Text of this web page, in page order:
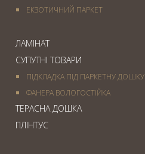
ЕКЗОТИЧНИЙ ПАРКЕТ
ЛАМІНАТ
СУПУТНІ ТОВАРИ
ПІДКЛАДКА ПІД ПАРКЕТНУ ДОШКУ
ФАНЕРА ВОЛОГОСТІЙКА
ТЕРАСНА ДОШКА
ПЛІНТУС